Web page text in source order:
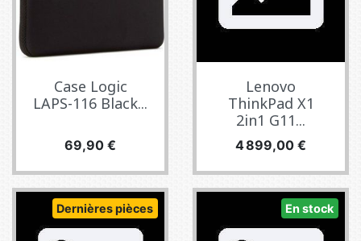
Case Logic
LAPS-116 Black...
Prix
69,90 €
Lenovo
ThinkPad X1
2in1 G11...
Prix
4 899,00 €
Dernières pièces En stock